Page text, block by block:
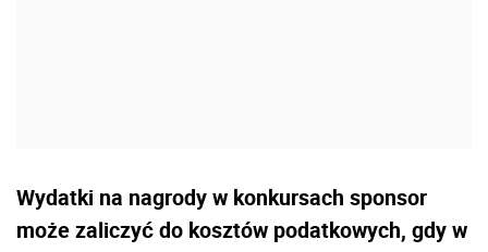
Wydatki na nagrody w konkursach sponsor
może zaliczyć do kosztów podatkowych, gdy w